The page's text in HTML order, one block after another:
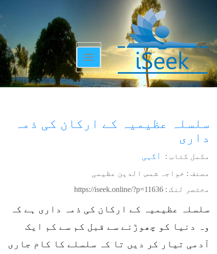
Toggle
navigation
سلسلہ عظیمیہ کے ارکان کی ذمہ
داری
مکمل کتاب : آگہی
مصنف : خواجہ شمس الدین عظیمی
مختصر لنک : https://iseek.online/?p=11636
سلسلہ عظیمیہ کے ارکان کی ذمہ داری ہے کہ
وہ دنیا کو چھوڑنے سے قبل کم سے کم ایک
آدمی تیار کر دیں تا کہ سلسلے کا کام جاری